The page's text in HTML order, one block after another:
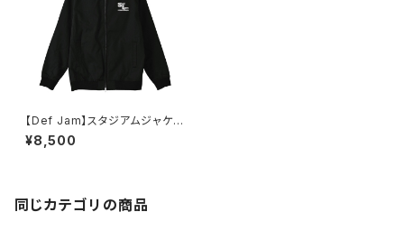
【Def Jam】スタジアムジャケッ
ト（ブラック）
¥8,500
同じカテゴリの商品